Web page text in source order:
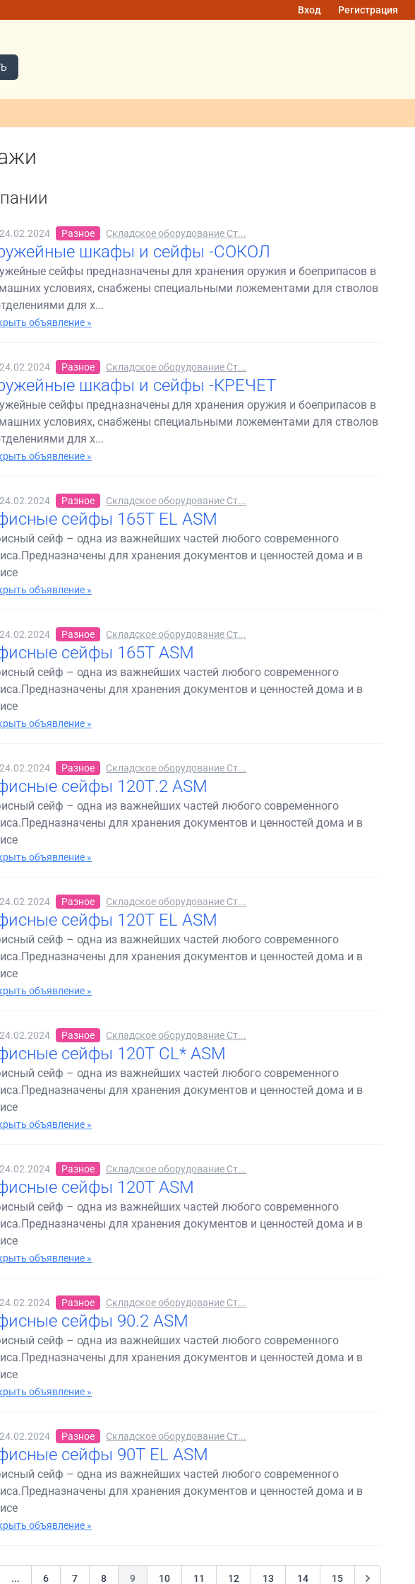
Вход Регистрация
24.02.2024 Разное Складское оборудование Ст...
шкафы и сейфы -СОКОЛ
сейфы предназначены для хранения оружия и боеприпасов в
условиях, снабжены специальными ложементами для стволов
для х...
объявление »
24.02.2024 Разное Складское оборудование Ст...
шкафы и сейфы -КРЕЧЕТ
сейфы предназначены для хранения оружия и боеприпасов в
условиях, снабжены специальными ложементами для стволов
для х...
объявление »
24.02.2024 Разное Складское оборудование Ст...
сейфы 165Т EL ASM
сейф – одна из важнейших частей любого современного
для хранения документов и ценностей дома и в
объявление »
24.02.2024 Разное Складское оборудование Ст...
сейфы 165Т ASM
сейф – одна из важнейших частей любого современного
для хранения документов и ценностей дома и в
объявление »
24.02.2024 Разное Складское оборудование Ст...
сейфы 120Т.2 ASM
сейф – одна из важнейших частей любого современного
для хранения документов и ценностей дома и в
объявление »
24.02.2024 Разное Складское оборудование Ст...
сейфы 120Т EL ASM
сейф – одна из важнейших частей любого современного
для хранения документов и ценностей дома и в
объявление »
24.02.2024 Разное Складское оборудование Ст...
сейфы 120Т CL* ASM
сейф – одна из важнейших частей любого современного
для хранения документов и ценностей дома и в
объявление »
24.02.2024 Разное Складское оборудование Ст...
сейфы 120Т ASM
сейф – одна из важнейших частей любого современного
для хранения документов и ценностей дома и в
объявление »
24.02.2024 Разное Складское оборудование Ст...
сейфы 90.2 ASM
сейф – одна из важнейших частей любого современного
для хранения документов и ценностей дома и в
объявление »
24.02.2024 Разное Складское оборудование Ст...
сейфы 90Т EL ASM
сейф – одна из важнейших частей любого современного
для хранения документов и ценностей дома и в
объявление »
... 6 7 8 9 10 11 12 13 14 15